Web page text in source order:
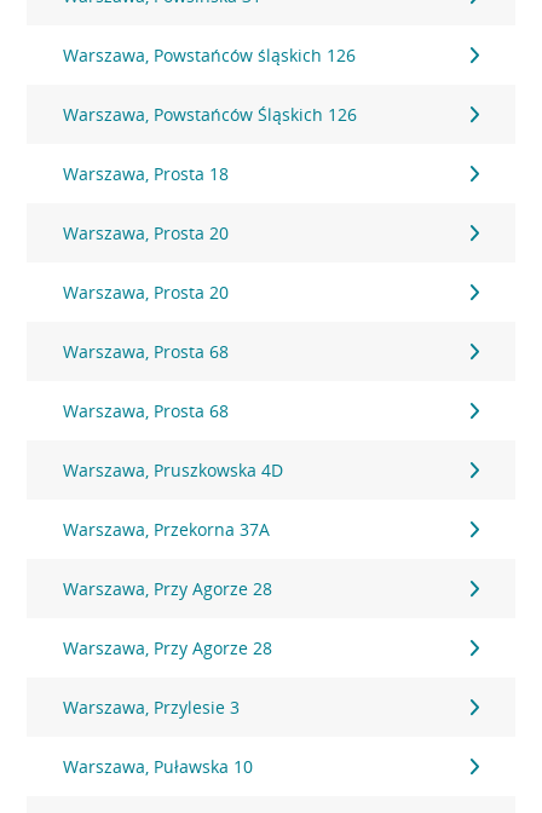
Warszawa, Powstańców śląskich 126
Warszawa, Powstańców Śląskich 126
Warszawa, Prosta 18
Warszawa, Prosta 20
Warszawa, Prosta 20
Warszawa, Prosta 68
Warszawa, Prosta 68
Warszawa, Pruszkowska 4D
Warszawa, Przekorna 37A
Warszawa, Przy Agorze 28
Warszawa, Przy Agorze 28
Warszawa, Przylesie 3
Warszawa, Puławska 10